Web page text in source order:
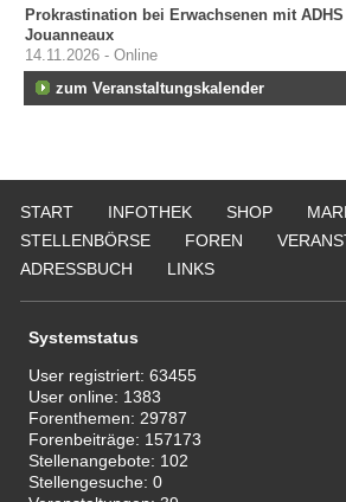
Prokrastination bei Erwachsenen mit
Jouanneaux
14.11.2026 - Online
zum Veranstaltungskalender
START INFOTHEK SHOP
STELLENBÖRSE
FOREN
ADRESSBUCH
LINKS
Systemstatus
User registriert:63455
User online: 1383
Forenthemen: 29787
Forenbeiträge: 157173
Stellenangebote: 102
Stellengesuche:0